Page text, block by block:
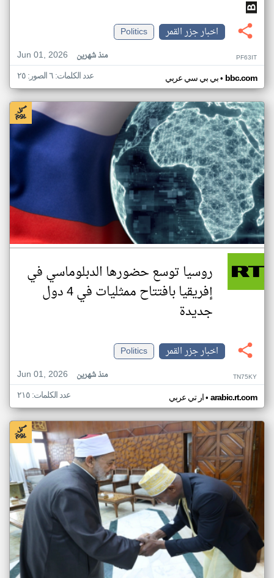
اخبار جزر القمر
Politics
Jun 01, 2026
منذ شهرين PF63IT
بي بي سي عربي• bbc.com عدد الكلمات: ٦ الصور: ٢٥
روسيا توسع حضورها الدبلوماسي في
إفريقيا بافتتاح ممثليات في 4 دول
جديدة
اخبار جزر القمر
Politics
Jun 01, 2026
منذ شهرين TN75KY
ار تي عربي• arabic.rt.com عدد الكلمات: ٢١٥